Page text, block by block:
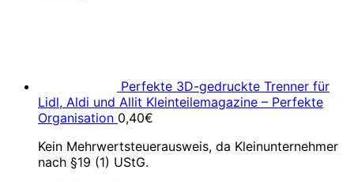
Perfekte 3D-gedruckte Trenner für
Lidl, Aldi und Allit Kleinteilemagazine – Perfekte
Organisation 0,40€
Kein Mehrwertsteuerausweis, da Kleinunternehmer
nach §19 (1) UStG.